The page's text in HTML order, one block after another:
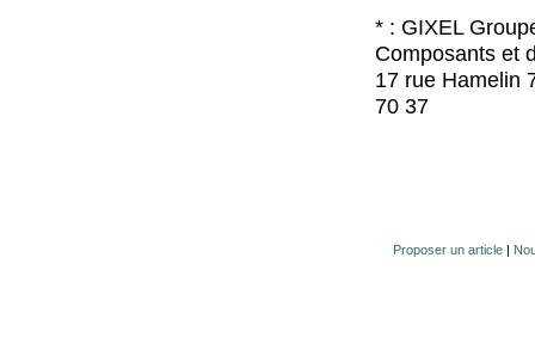
* : GIXEL
Composants et
17 rue Hamelin
70 37
Proposer un article |